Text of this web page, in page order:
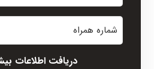
نام
(Required)
دریافت اطلاعات